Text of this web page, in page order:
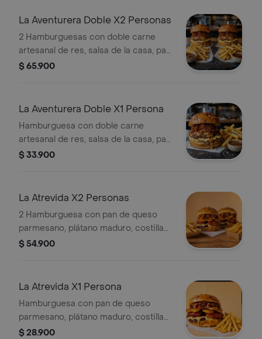
La Aventurera Doble X2 Personas
2 Hamburguesas con doble carne
artesanal de res, salsa de la casa, pan
de queso parmesano, tocineta y
$ 65.900
La Aventurera Doble X1 Persona
Hamburguesa con doble carne
artesanal de res, salsa de la casa, pan
de queso parmesano, tocineta y
$ 33.900
La Atrevida X2 Personas
2 Hamburguesa con pan de queso
parmesano, plátano maduro, costilla
caramelizada, salsa de la casa,
porcion de papa frita.
$ 54.900
La Atrevida X1 Persona
Hamburguesa con pan de queso
parmesano, plátano maduro, costilla
caramelizada, salsa de la casa,
$ 28.900